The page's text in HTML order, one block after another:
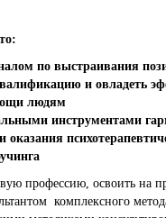
по выстраивания
и овладеть
людям
инструментами
профессию, освоить на
комплексного